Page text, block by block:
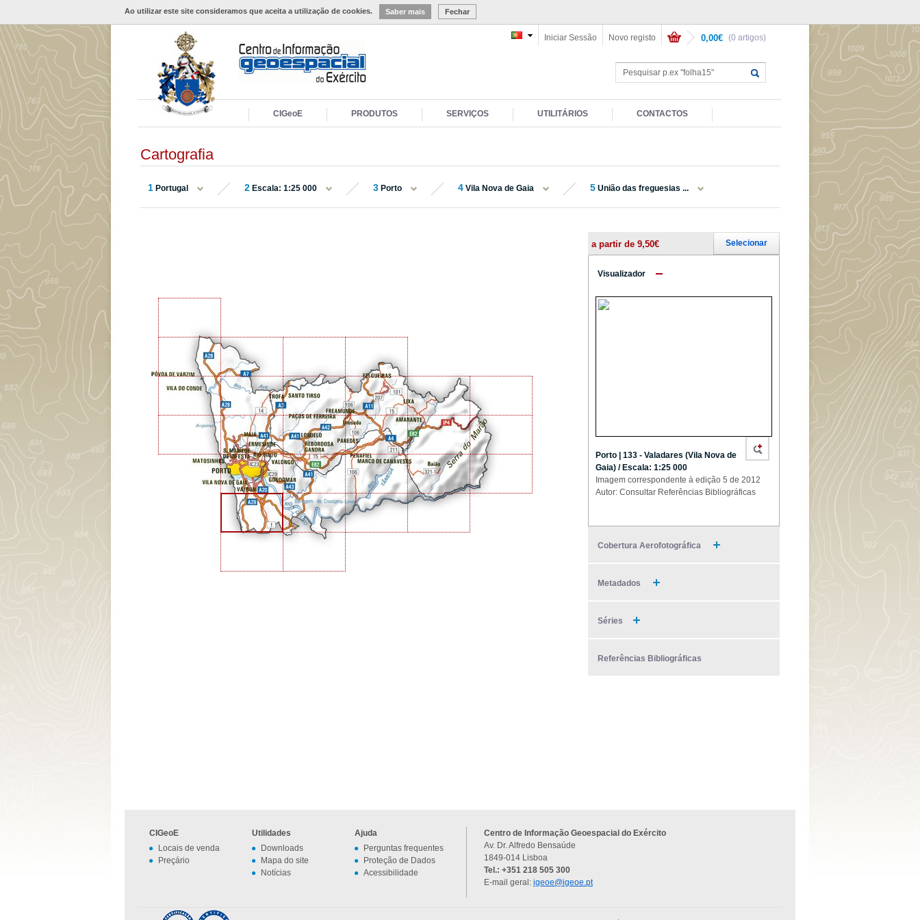
Ao utilizar este site consideramos que aceita a utilização de cookies. Saber mais Fechar
(0 artigos)
0,00€
Novo registo
Iniciar Sessão
CIGeoE PRODUTOS SERVIÇOS UTILITÁRIOS CONTACTOS
Cartografia
1 Portugal 2 Escala: 1:25 000 3 Porto 4 Vila Nova de Gaia 5 União das freguesias ...
a partir de 9,50€ Selecionar
Visualizador
Porto | 133 - Valadares (Vila Nova de
Gaia) / Escala: 1:25 000
Imagem correspondente à edição 5 de 2012
Autor: Consultar Referências Bibliográficas
Cobertura Aerofotográfica
Metadados
Séries
Referências Bibliográficas
CIGeoE
Locais de venda
Preçário
Utilidades
Downloads
Mapa do site
Notícias
Ajuda
Perguntas frequentes
Proteção de Dados
Acessibilidade
Centro de Informação Geoespacial do Exército
Av. Dr. Alfredo Bensaúde
1849-014 Lisboa
Tel.: +351 218 505 300
E-mail geral: igeoe@igeoe.pt